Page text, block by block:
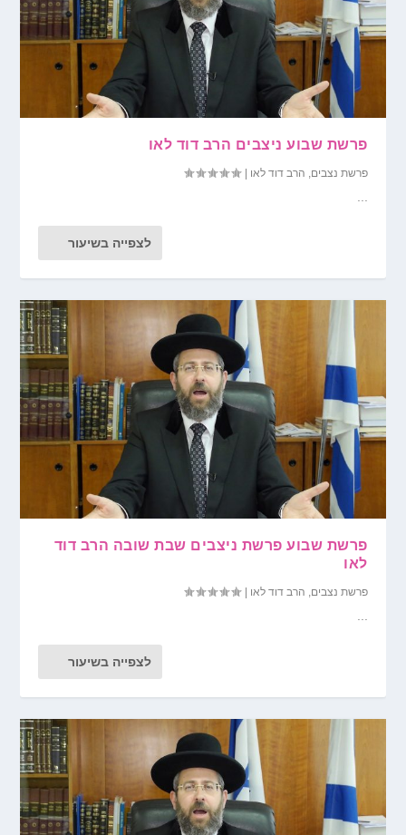
פרשת שבוע ניצבים הרב דוד לאו
פרשת נצבים הרב דוד לאו |
לצפייה בשיעור
פרשת שבוע פרשת ניצבים שבת שובה הרב דוד
לאו
פרשת נצבים, הרב דוד לאו |
...
לצפייה בשיעור